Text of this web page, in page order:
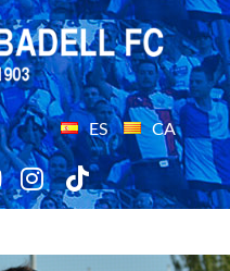
ES CA